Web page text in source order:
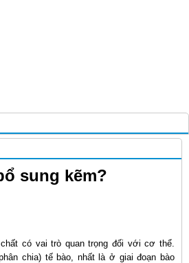
sung kẽm?
có vai trò quan trọng đối với cơ thể.
chia) tế bào, nhất là ở giai đoạn bào